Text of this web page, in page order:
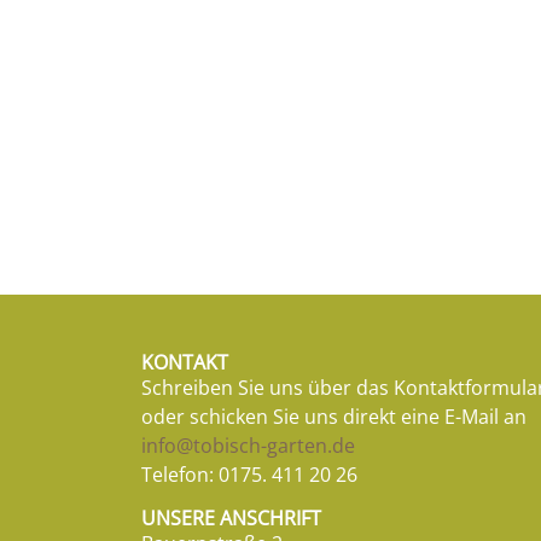
KONTAKT
Schreiben Sie uns über das
oder schicken Sie uns direkt eine E-Mail an
info@tobisch-garten.de
Telefon: 0175. 411 20 26
UNSERE ANSCHRIFT